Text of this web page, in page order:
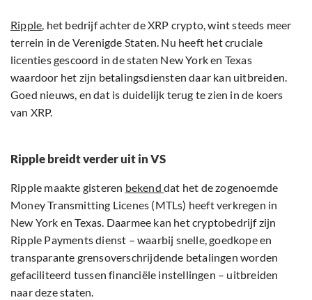
Ripple, het bedrijf achter de XRP crypto, wint steeds meer
terrein in de Verenigde Staten. Nu heeft het cruciale
licenties gescoord in de staten New York en Texas
waardoor het zijn betalingsdiensten daar kan uitbreiden.
Goed nieuws, en dat is duidelijk terug te zien in de koers
van XRP.
Ripple breidt verder uit in VS
Ripple maakte gisteren bekenddat het de zogenoemde
Money Transmitting Licenes (MTLs) heeft verkregen in
New York en Texas. Daarmee kan het cryptobedrijf zijn
Ripple Payments dienst – waarbij snelle, goedkope en
transparante grensoverschrijdende betalingen worden
gefaciliteerd tussen financiële instellingen – uitbreiden
naar deze staten.